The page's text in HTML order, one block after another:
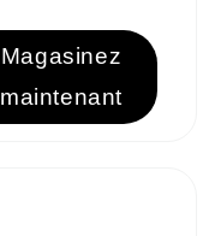
Magasinez
maintenant